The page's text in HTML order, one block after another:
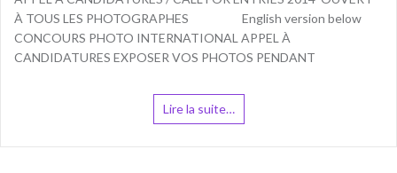
À TOUS LES PHOTOGRAPHES English version below
CONCOURS PHOTO INTERNATIONAL APPEL À
CANDIDATURES EXPOSER VOS PHOTOS PENDANT
Lire la suite…